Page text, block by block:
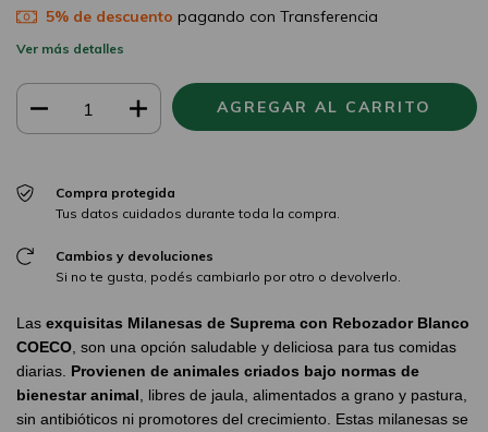
5% de descuento pagando con Transferencia
Ver más detalles
Compra protegida
Tus datos cuidados durante toda la compra.
Cambios y devoluciones
Si no te gusta, podés cambiarlo por otro o devolverlo.
Las exquisitas Milanesas de Suprema con Rebozador Blanco
COECO , son una opción saludable y deliciosa para tus comidas
diarias. Provienen de animales criados bajo normas de
bienestar animal , libres de jaula, alimentados a grano y pastura,
sin antibióticos ni promotores del crecimiento. Estas milanesas se